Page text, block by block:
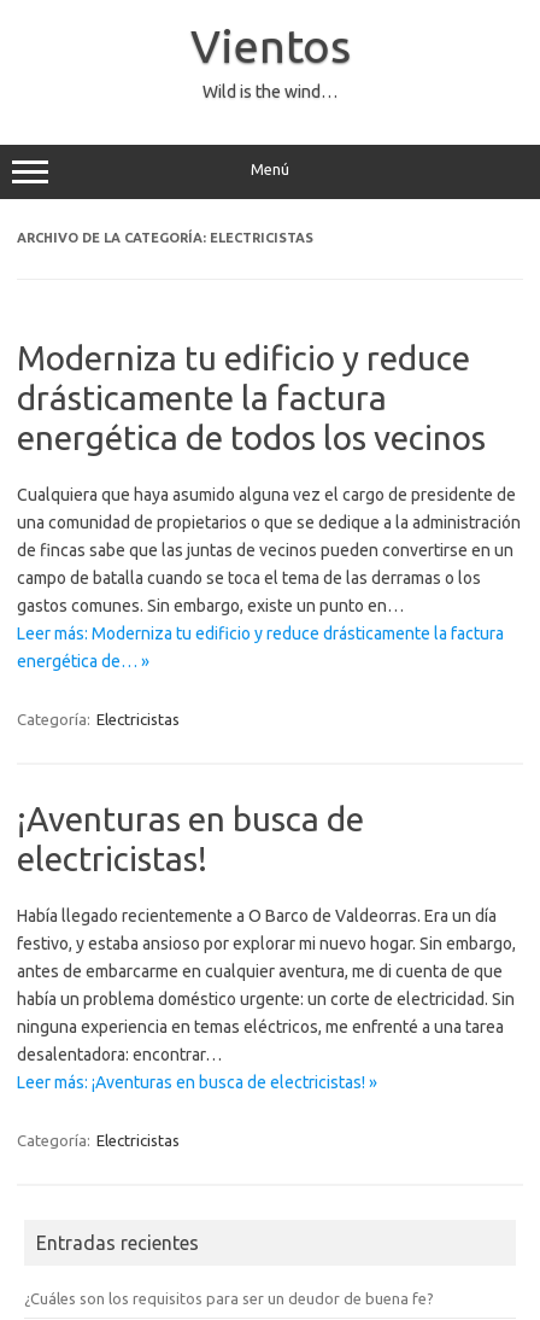
Vientos
Wild is the wind…
Menú
ARCHIVO DE LA CATEGORÍA: ELECTRICISTAS
Moderniza tu edificio y reduce
drásticamente la factura
energética de todos los vecinos
Cualquiera que haya asumido alguna vez el cargo de presidente de
una comunidad de propietarios o que se dedique a la administración
de fincas sabe que las juntas de vecinos pueden convertirse en un
campo de batalla cuando se toca el tema de las derramas o los
gastos comunes. Sin embargo, existe un punto en…
Leer más: Moderniza tu edificio y reduce drásticamente la factura
energética de… »
Categoría: Electricistas
¡Aventuras en busca de
electricistas!
Había llegado recientemente a O Barco de Valdeorras. Era un día
festivo, y estaba ansioso por explorar mi nuevo hogar. Sin embargo,
antes de embarcarme en cualquier aventura, me di cuenta de que
había un problema doméstico urgente: un corte de electricidad. Sin
ninguna experiencia en temas eléctricos, me enfrenté a una tarea
desalentadora: encontrar…
Leer más: ¡Aventuras en busca de electricistas! »
Categoría: Electricistas
Entradas recientes
¿Cuáles son los requisitos para ser un deudor de buena fe?